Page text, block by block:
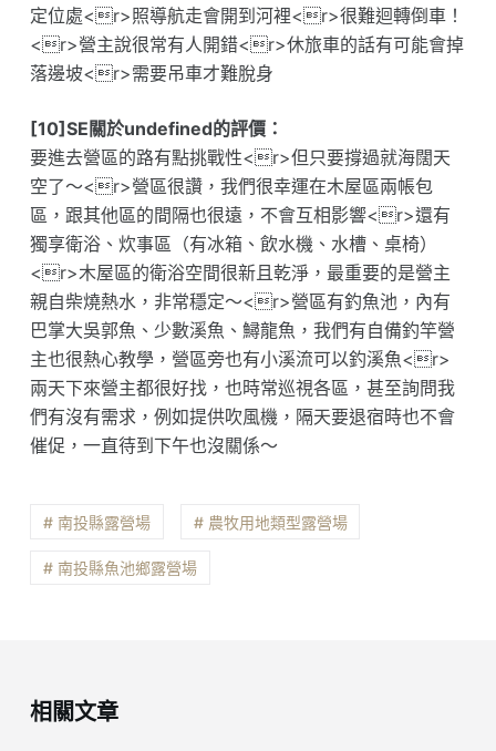
定位處<r>照導航走會開到河裡<r>很難迴轉倒車！
<r>營主說很常有人開錯<r>休旅車的話有可能會掉
落邊坡<r>需要吊車才難脫身
[10]SE關於undefined的評價：
要進去營區的路有點挑戰性<r>但只要撐過就海闊天
空了～<r>營區很讚，我們很幸運在木屋區兩帳包
區，跟其他區的間隔也很遠，不會互相影響<r>還有
獨享衛浴、炊事區（有冰箱、飲水機、水槽、桌椅）
<r>木屋區的衛浴空間很新且乾淨，最重要的是營主
親自柴燒熱水，非常穩定～<r>營區有釣魚池，內有
巴掌大吳郭魚、少數溪魚、鱘龍魚，我們有自備釣竿營
主也很熱心教學，營區旁也有小溪流可以釣溪魚<r>
兩天下來營主都很好找，也時常巡視各區，甚至詢問我
們有沒有需求，例如提供吹風機，隔天要退宿時也不會
催促，一直待到下午也沒關係～
# 南投縣露營場 # 農牧用地類型露營場
# 南投縣魚池鄉露營場
相關文章